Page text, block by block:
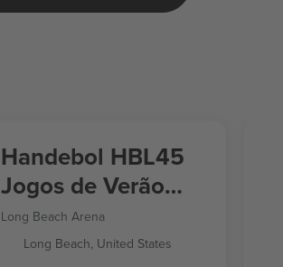
Handebol HBL45
Jogos de Verão
2028
Long Beach Arena
Long Beach, United States